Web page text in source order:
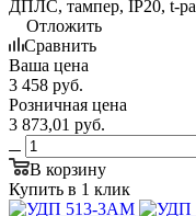
ДПЛС, тампер, IP20, t-
Отложить
Сравнить
Ваша цена
3 458 руб.
Розничная цена
3 873,01 руб.
В корзину
Купить в 1 клик